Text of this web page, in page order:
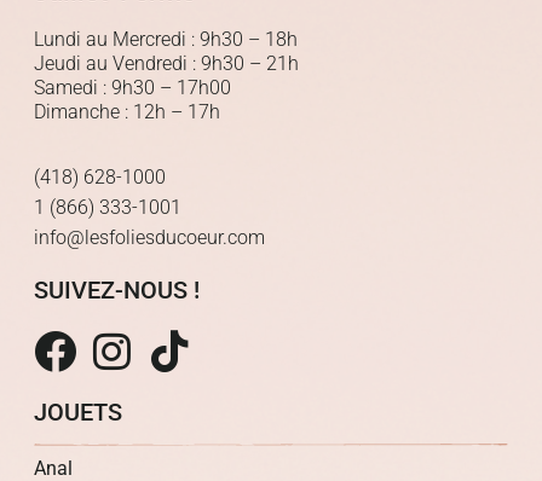
Lundi au Mercredi : 9h30 – 18h
Jeudi au Vendredi : 9h30 – 21h
Samedi : 9h30 – 17h00
Dimanche : 12h – 17h
(418) 628-1000
1 (866) 333-1001
info@lesfoliesducoeur.com
SUIVEZ-NOUS !
JOUETS
Anal